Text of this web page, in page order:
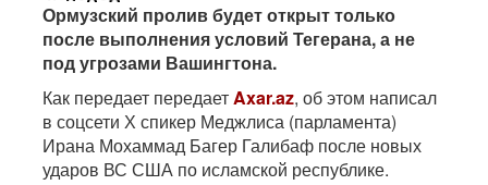
Ормузский пролив будет открыт только
после выполнения условий Тегерана, а не
под угрозами Вашингтона.
Как передает передаетAxar.az, об этом написал
в соцсети Х спикер Меджлиса (парламента)
Ирана Мохаммад Багер Галибаф после новых
ударов ВС США по исламской республике.